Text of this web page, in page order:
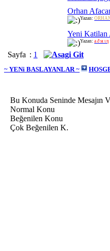
Orhan
Yazan:
Yeni Katilan
Yazan: a ∂ м ι η
Sayfa : 1
~ YENi BASLAYANLAR ~
Bu Konuda Seninde Mesajın
Normal Konu
Beğenilen Konu
Çok Beğenilen K.